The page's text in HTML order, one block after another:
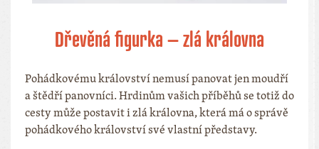
Dřevěná figurka – zlá královna
Pohádkovému království nemusí panovat jen moudří
a štědří panovníci. Hrdinům vašich příběhů se totiž do
cesty může postavit i zlá královna, která má o správě
pohádkového království své vlastní představy.